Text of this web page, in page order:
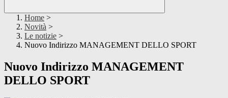
Home >
Novità >
Le notizie >
Nuovo Indirizzo MANAGEMENT DELLO SPORT
Nuovo Indirizzo MANAGEMENT
DELLO SPORT